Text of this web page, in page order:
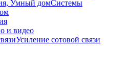
Системы
и видео
Усиление сотовой связи